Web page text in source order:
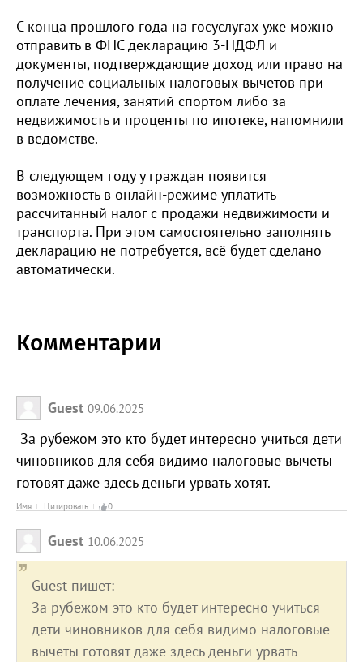
С конца прошлого года на госуслугах уже можно
отправить в ФНС декларацию 3-НДФЛ и
документы, подтверждающие доход или право на
получение социальных налоговых вычетов при
оплате лечения, занятий спортом либо за
недвижимость и проценты по ипотеке, напомнили
в ведомстве.
В следующем году у граждан появится
возможность в онлайн-режиме уплатить
рассчитанный налог с продажи недвижимости и
транспорта. При этом самостоятельно заполнять
декларацию не потребуется, всё будет сделано
автоматически.
Комментарии
Guest 09.06.2025
За рубежом это кто будет интересно учиться дети
чиновников для себя видимо налоговые вычеты
готовят даже здесь деньги урвать хотят.
Имя Цитировать 0
Guest 10.06.2025
Guest пишет:
За рубежом это кто будет интересно учиться
дети чиновников для себя видимо налоговые
вычеты готовят даже здесь деньги урвать